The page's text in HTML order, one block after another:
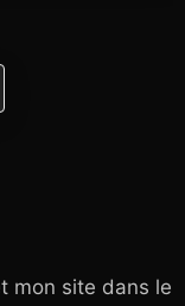
mon site dans le